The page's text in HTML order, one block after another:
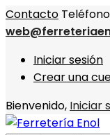
Contacto
Iniciar sesión
Crear una
Bienvenido, Iniciar